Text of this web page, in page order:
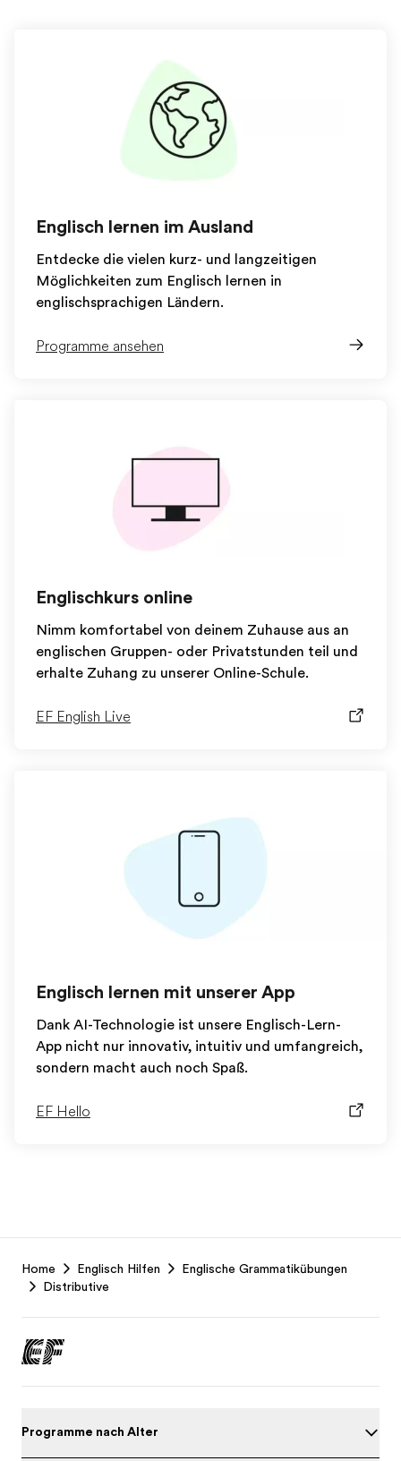
Englisch lernen im Ausland
Entdecke die vielen kurz- und langzeitigen
Möglichkeiten zum Englisch lernen in
englischsprachigen Ländern.
Programme ansehen
Englischkurs online
Nimm komfortabel von deinem Zuhause aus an
englischen Gruppen- oder Privatstunden teil und
erhalte Zuhang zu unserer Online-Schule.
EF English Live
Englisch lernen mit unserer App
Dank AI-Technologie ist unsere Englisch-Lern-
App nicht nur innovativ, intuitiv und umfangreich,
sondern macht auch noch Spaß.
EF Hello
Footer
Home Englisch Hilfen
Englische Grammatikübungen
Distributive
Programme nach Alter